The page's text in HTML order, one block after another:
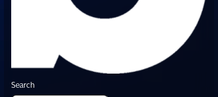
Search